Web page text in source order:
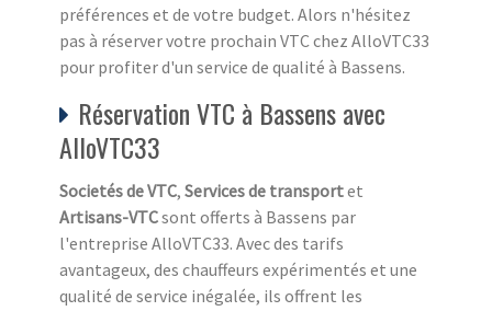
préférences et de votre budget. Alors n'hésitez
pas à réserver votre prochain VTC chez AlloVTC33
pour profiter d'un service de qualité à Bassens.
Réservation VTC à Bassens avec
AlloVTC33
Societés de VTC, Services de transportet
Artisans-VTCsont offerts à Bassens par
l'entreprise AlloVTC33. Avec des tarifs
avantageux, des chauffeurs expérimentés et une
qualité de service inégalée, ils offrent les